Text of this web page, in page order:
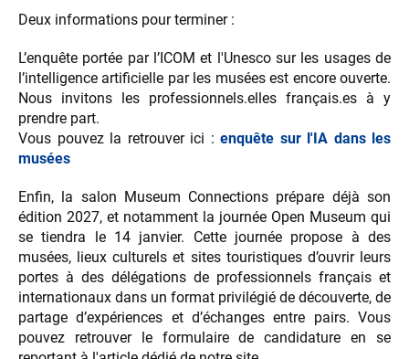
Deux informations pour terminer :
L’enquête portée par l’ICOM et l'Unesco sur les usages de
l’intelligence artificielle par les musées est encore ouverte.
Nous invitons les professionnels.elles français.es à y
prendre part.
Vous pouvez la retrouver ici : enquête sur l'IA dans les
musées
Enfin, la salon Museum Connections prépare déjà son
édition 2027, et notamment la journée Open Museum qui
se tiendra le 14 janvier. Cette journée propose à des
musées, lieux culturels et sites touristiques d’ouvrir leurs
portes à des délégations de professionnels français et
internationaux dans un format privilégié de découverte, de
partage d’expériences et d’échanges entre pairs. Vous
pouvez retrouver le formulaire de candidature en se